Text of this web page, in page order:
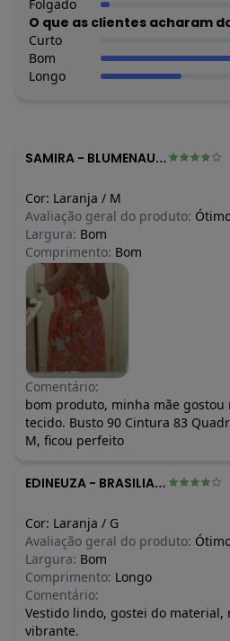
abril/2026
março/2026
fevereiro/2026
Folgado
O que as clientes acharam
Curto
Bom
Longo
SAMIRA - BLUMENAU - SC
Cor: Laranja / M
Avaliação geral do produto:
Largura: Bom
Comprimento: Bom
Comentário:
bom produto, minha mãe
tecido. Busto 90 Cintura 83
M, ficou perfeito
EDINEUZA - BRASILIA - DF
Cor: Laranja / G
Avaliação geral do produto:
Largura: Bom
Comprimento: Longo
Comentário:
Vestido lindo, gostei do material,
vibrante.